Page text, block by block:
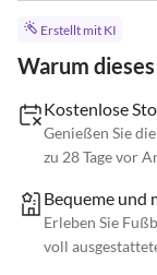
Erstellt mit KI
Warum
Kostenlose
Genießen Sie
zu 28 Tage vor
Bequeme und
Erleben Sie
voll